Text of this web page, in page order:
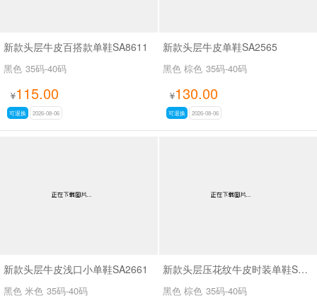
新款头层牛皮百搭款单鞋SA8611
黑色 35码-40码
¥115.00
可退换 2026-08-06
新款头层牛皮单鞋SA2565
黑色 棕色 35码-40码
¥130.00
可退换 2026-08-06
新款头层牛皮浅口小单鞋SA2661
黑色 米色 35码-40码
新款头层压花纹牛皮时装单鞋SA2562
黑色 棕色 35码-40码